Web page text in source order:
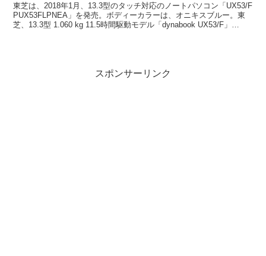
東芝は、2018年1月、13.3型のタッチ対応のノートパソコン「UX53/F
PUX53FLPNEA」を発売。ボディーカラーは、オニキスブルー。東
芝、13.3型 1.060 kg 11.5時間駆動モデル「dynabook UX53/F」
スポンサーリンク